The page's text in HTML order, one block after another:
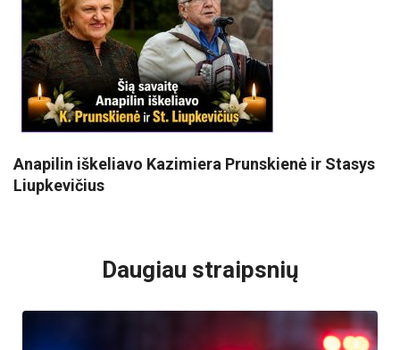
Anapilin iškeliavo Kazimiera Prunskienė ir Stasys
Liupkevičius
Daugiau straipsnių